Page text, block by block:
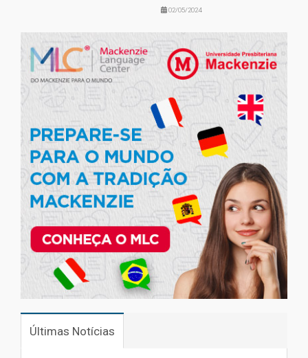
02/05/2024
Últimas Notícias